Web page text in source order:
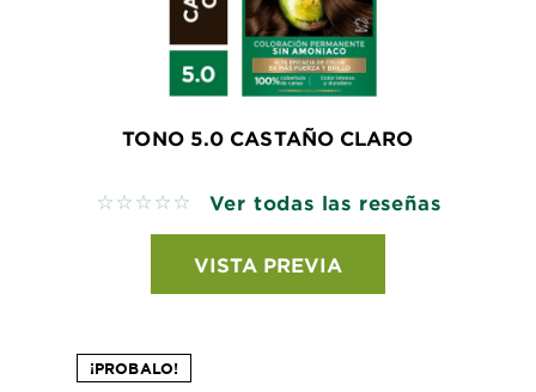
TONO 5.0 CASTAÑO CLARO
No reviews Ver todas las reseñas
VISTA PREVIA
¡PROBALO!